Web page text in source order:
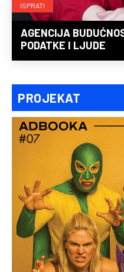
ISPRATI
AGENCIJA
PODATKE I LJUDE
PROJEKAT